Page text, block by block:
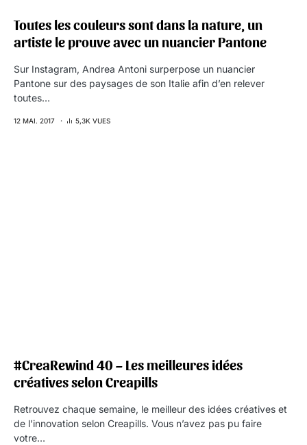
Toutes les couleurs sont dans la nature, un
artiste le prouve avec un nuancier Pantone
Sur Instagram, Andrea Antoni surperpose un nuancier
Pantone sur des paysages de son Italie afin d’en relever
toutes…
12 MAI. 2017 5,3K VUES
#CreaRewind 40 – Les meilleures idées
créatives selon Creapills
Retrouvez chaque semaine, le meilleur des idées créatives et
de l’innovation selon Creapills. Vous n’avez pas pu faire
votre…